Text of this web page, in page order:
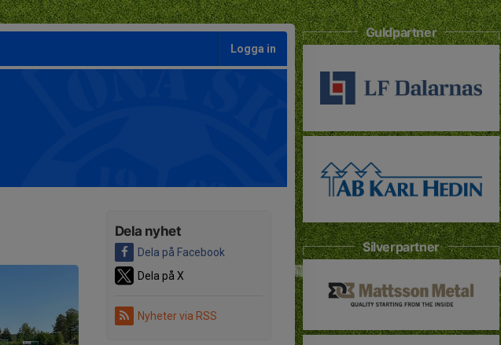
Logga in
Dela nyhet
Dela på Facebook
Dela på X
Nyheter via RSS
Guldpartner
Silverpartner